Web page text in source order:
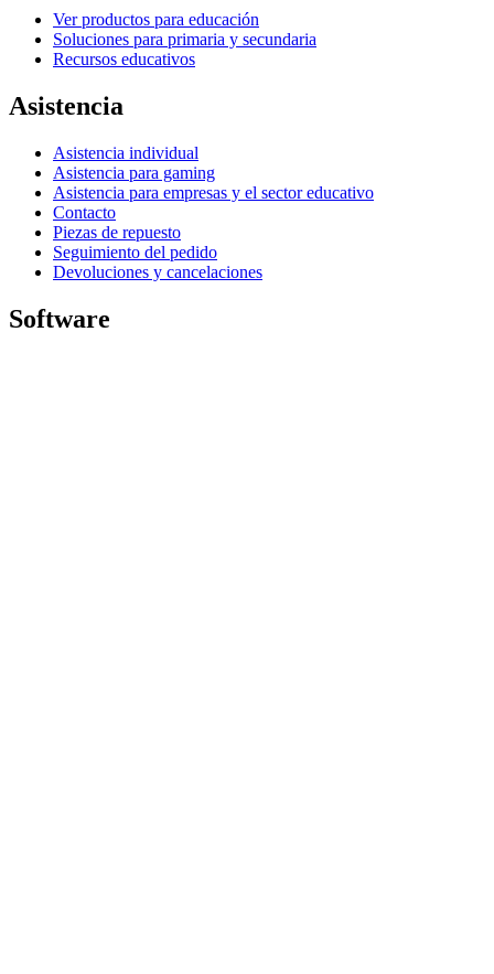
Ver productos para educación
Soluciones para primaria y secundaria
Recursos educativos
Asistencia
Asistencia individual
Asistencia para gaming
Asistencia para empresas y el sector educativo
Contacto
Piezas de repuesto
Seguimiento del pedido
Devoluciones y cancelaciones
Software